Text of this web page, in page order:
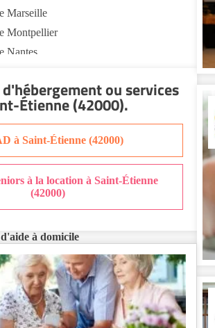
Marseille
Montpellier
Nantes
Nîmes
Orléans
Rennes
Saint-Etienne
Toulouse
ou services
Étienne (42000).
à Saint-Étienne (42000)
à la location à Saint-Étienne
(42000)
à domicile